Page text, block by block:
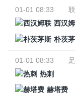
01-01 08:33
西汉
朴茨
01-01 08:33
热刺
赫塔费